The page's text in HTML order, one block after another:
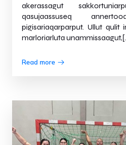
akerassagut
qasujaassuseq
pigisariaqarparput. Ullut qulit
marloriarluta
Read more